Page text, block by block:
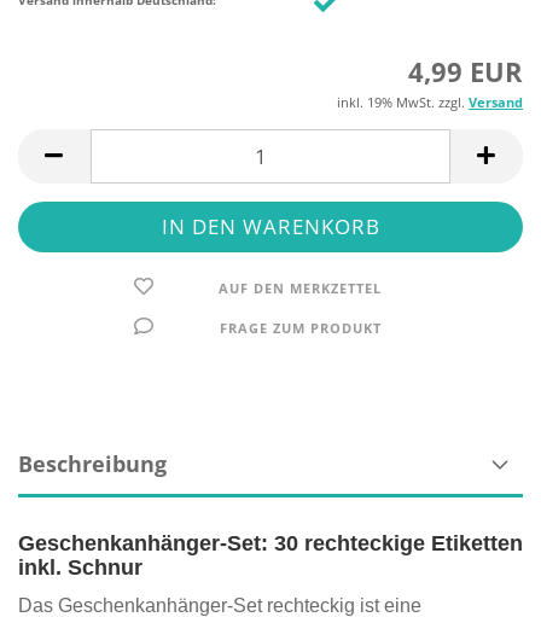
4,99 EUR
inkl. 19% MwSt. zzgl. Versand
AUF DEN MERKZETTEL
FRAGE ZUM PRODUKT
Beschreibung
Geschenkanhänger-Set: 30 rechteckige Etiketten
inkl. Schnur
Das Geschenkanhänger-Set rechteckig ist eine